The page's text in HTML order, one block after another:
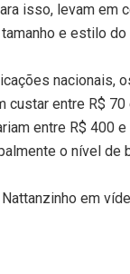
isso, levam em
e estilo
nacionais,
custar entre R$ 70
entre R$ 400
o nível de
Nattanzinho em